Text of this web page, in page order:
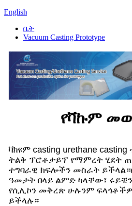
English
ቤት
Vacuum Casting Prototype
የቫኩም
ቫክዩም casting urethane
ትልቅ ፕሮቶታይፕ የማምረት ሂደት
ተግባራዊ ክፍሎችን መስራት
ዓመታት በላይ ልምድ ካላቸው፣
የሲሊኮን መቅረጽ ሁሉንም
ይችላሉ።